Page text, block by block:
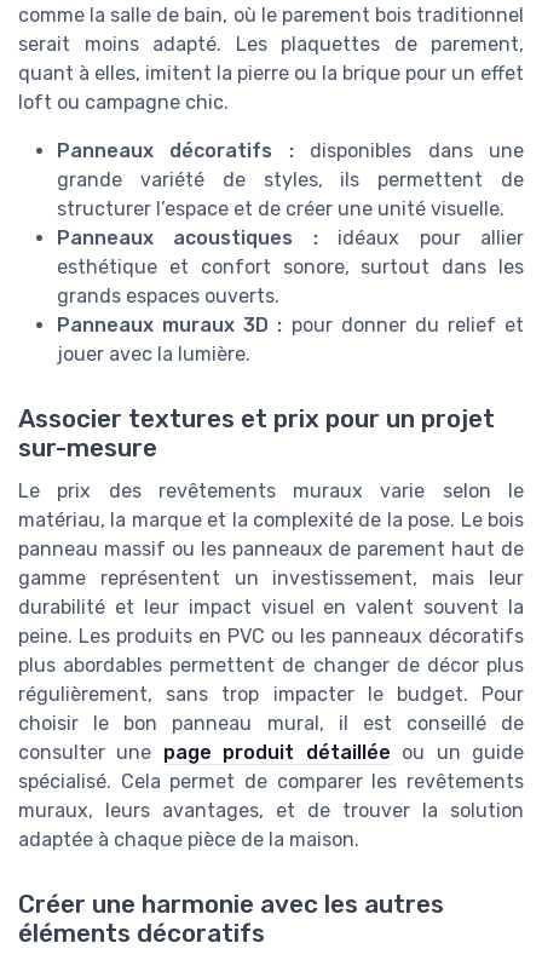
comme la salle de bain, où le parement bois traditionnel
serait moins adapté. Les plaquettes de parement,
quant à elles, imitent la pierre ou la brique pour un effet
loft ou campagne chic.
Panneaux décoratifs :disponibles dans une
grande variété de styles, ils permettent de
structurer l’espace et de créer une unité visuelle.
Panneaux acoustiques :idéaux pour allier
esthétique et confort sonore, surtout dans les
grands espaces ouverts.
Panneaux muraux 3D : pour donner du relief et
jouer avec la lumière.
Associer textures et prix pour un projet
sur-mesure
Le prix des revêtements muraux varie selon le
matériau, la marque et la complexité de la pose. Le bois
panneau massif ou les panneaux de parement haut de
gamme représentent un investissement, mais leur
durabilité et leur impact visuel en valent souvent la
peine. Les produits en PVC ou les panneaux décoratifs
plus abordables permettent de changer de décor plus
régulièrement, sans trop impacter le budget. Pour
choisir le bon panneau mural, il est conseillé de
consulter une page produit détaillée ou un guide
spécialisé. Cela permet de comparer les revêtements
muraux, leurs avantages, et de trouver la solution
adaptée à chaque pièce de la maison.
Créer une harmonie avec les autres
éléments décoratifs